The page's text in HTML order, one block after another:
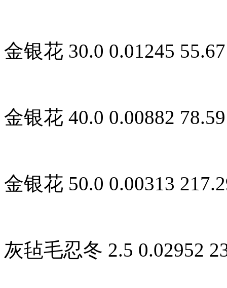
金银花 30.0 0.01245
金银花 40.0 0.00882
金银花 50.0 0.00313
灰毡毛忍冬 2.5 0.02952